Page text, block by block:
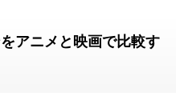
アニメと映画で比較す